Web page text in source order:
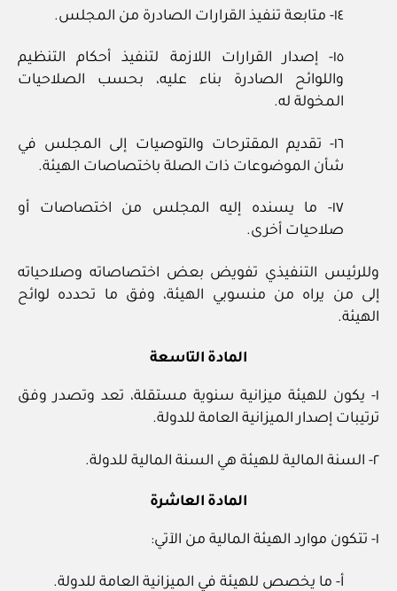
١٤- متابعة تنفيذ القرارات الصادرة من المجلس.
١٥- إصدار القرارات اللازمة لتنفيذ أحكام التنظيم
واللوائح الصادرة بناء عليه، بحسب الصلاحيات
المخولة له.
١٦- تقديم المقترحات والتوصيات إلى المجلس في
شأن الموضوعات ذات الصلة باختصاصات الهيئة.
١٧- ما يسنده إليه المجلس من اختصاصات أو
صلاحيات أخرى.
وللرئيس التنفيذي تفويض بعض اختصاصاته وصلاحياته
إلى من يراه من منسوبي الهيئة، وفق ما تحدده لوائح
الهيئة.
المادة التاسعة
١- يكون للهيئة ميزانية سنوية مستقلة، تعد وتصدر وفق
ترتيبات إصدار الميزانية العامة للدولة.
٢- السنة المالية للهيئة هي السنة المالية للدولة.
المادة العاشرة
١- تتكون موارد الهيئة المالية من الآتي:
أ- ما يخصص للهيئة في الميزانية العامة للدولة.